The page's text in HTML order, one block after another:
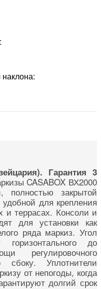
Гарантия 3
CASABOX ВХ2000
закрытой
для крепления
и террасах. Консоли и
для установки как
ряда маркиз. Угол
горизонтального до
регулировочного
сбоку. Уплотнители
от непогоды, когда
долгий срок